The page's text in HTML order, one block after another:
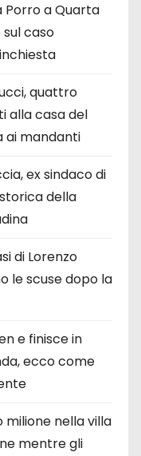
Porro a Quarta
caso
quattro
alla casa del
ai mandanti
ex sindaco di
della
di Lorenzo
le scuse dopo la
e finisce in
ecco come
milione nella villa
mentre gli